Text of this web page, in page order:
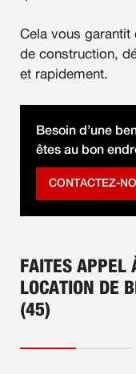
Cela vous
de construction,
et rapidement.
Besoin d’une
êtes au bon
CONTACTEZ-
FAITES APPEL
LOCATION DE
(45)